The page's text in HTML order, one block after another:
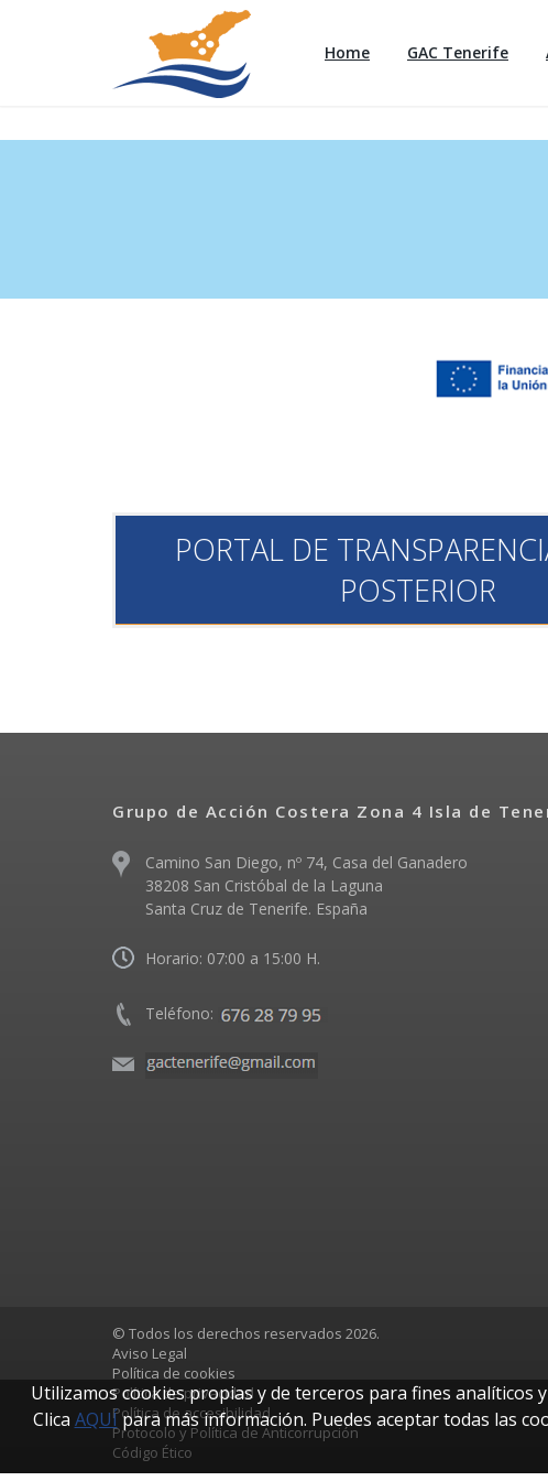
Home GAC Tenerife
PORTAL DE
POSTERIOR
Grupo de Acción Costera Zona 4 Isla de
Camino San Diego, nº 74, Casa del Ganadero
38208 San Cristóbal de la Laguna
Santa Cruz de Tenerife. España
Horario: 07:00 a 15:00 H.
Teléfono:
© Todos los derechos reservados 2026.
Aviso Legal
Política de cookies
Política de privacidad
Política de accesibilidad
Protocolo y Política de Anticorrupción
Código Ético
Utilizamos cookies propias y de terceros para fines
Clica AQUÍpara más información. Puedes aceptar todas las